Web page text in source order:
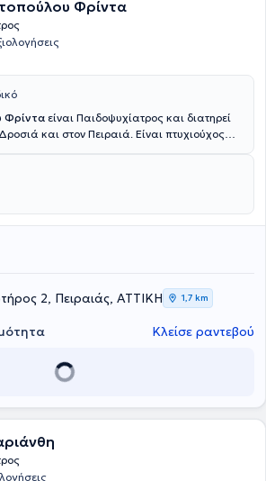
Φρίντα
Φρίντα είναι Παιδοψυχίατρος και διατηρεί
και στον Πειραιά. Είναι πτυχιούχος
και οικογενειακή θεραπεία στη
Θεραπείας του Ψυχιατρικού Νοσοκομείου
εργαστεί στην Παιδοψυχιατρική Κλινική του
"Τζάνειο" και ασχολείται ιδιαίτερα με
υπηρεσίες και αντιμετωπίζει πλήθος
2, Πειραιάς, ΑΤΤΙΚΗ 1,7 km
Κλείσε ραντεβού